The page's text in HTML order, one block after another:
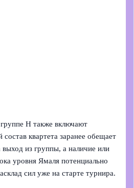
H также включают
квартета заранее обещает
из группы, а наличие или
уровня Ямаля потенциально
сил уже на старте турнира.